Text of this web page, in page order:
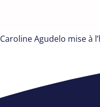
Caroline Agudelo mise à